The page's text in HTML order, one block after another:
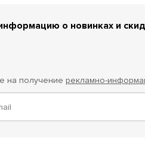
о новинках и
на получение рекламно-